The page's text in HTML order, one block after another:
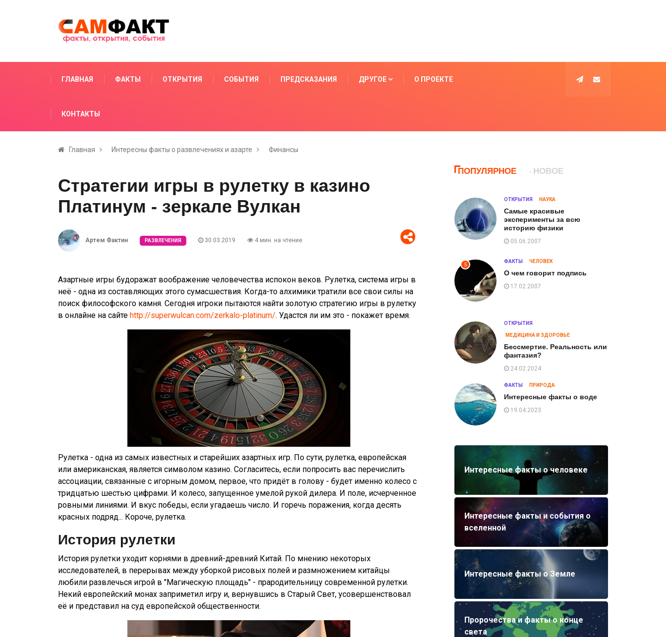
ГЛАВНАЯ ФАКТЫ ОТКРЫТИЯ СОБЫТИЯ ПРЕДСКАЗАНИЯ ДРУГОЕ О ПРОЕКТЕ
КОНТАКТЫ
Главная Интересны факты о развлечениях и азарте Финансы
Стратегии игры в рулетку в казино
Платинум - зеркале Вулкан
Артем Фактин РАЗВЛЕЧЕНИЯ 30.03.2019 4 мин. на чтение
Азартные игры будоражат воображение человечества испокон веков. Рулетка, система игры в
неё - одна из составляющих этого сумасшествия. Когда-то алхимики тратили все свои силы на
поиск философского камня. Сегодня игроки пытаются найти золотую стратегию игры в рулетку
в онлайне на сайте http://superwulcan.com/zerkalo-platinum/. Удастся ли им это - покажет время.
Рулетка - одна из самых известных и старейших азартных игр. По сути, рулетка, европейская
или американская, является символом казино. Согласитесь, если попросить вас перечислить
ассоциации, связанные с игорным домом, первое, что придёт в голову - будет именно колесо с
тридцатью шестью цифрами. И колесо, запущенное умелой рукой дилера. И поле, исчерченное
ровными линиями. И вкус победы, если угадаешь число. И горечь поражения, когда десять
красных подряд... Короче, рулетка.
История рулетки
История рулетки уходит корнями в древний-древний Китай. По мнению некоторых
исследователей, в перерывах между уборкой рисовых полей и размножением китайцы
любили развлечься игрой в "Магическую площадь" - прародительницу современной рулетки.
Некий европейский монах заприметил игру и, вернувшись в Старый Свет, усовершенствовал
её и представил на суд европейской общественности.
ПОПУЛЯРНОЕ НОВОЕ
ОТКРЫТИЯ НАУКА
Самые красивые
эксперименты за всю
историю физики
05.06.2007
5
ФАКТЫ ЧЕЛОВЕК
О чем говорит подпись
17.02.2007
ОТКРЫТИЯ
МЕДИЦИНА И ЗДОРОВЬЕ
Бессмертие. Реальность или
фантазия?
24.02.2024
ФАКТЫ ПРИРОДА
Интересные факты о воде
19.04.2023
Интересные факты о человеке
Интересные факты и события о
вселенной
Интересные факты о Земле
Пророчества и факты о конце
света